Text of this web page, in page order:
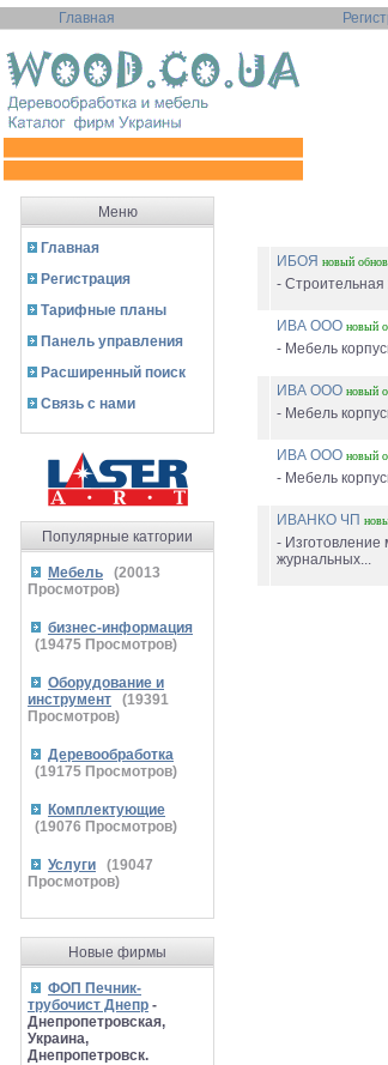
Главная
Меню
Главная
Регистрация
Тарифные планы
Панель управления
Расширенный поиск
Связь с нами
Популярные катгории
Мебель (20013
Просмотров)
бизнес-информация
(19475 Просмотров)
Оборудование и
инструмент
(19391
Просмотров)
Деревообработка
(19175 Просмотров)
Комплектующие
(19076 Просмотров)
Услуги (19047
Просмотров)
Новые фирмы
ФОП Печник-
трубочист Днепр -
Днепропетровская,
Украина,
Днепропетровск.
ИБОЯ новый
-
ИВА ООО новый
- Мебель
ИВА ООО новый
- Мебель
ИВА ООО новый
- Мебель
ИВАНКО ЧП
- Изготовление
журнальных...